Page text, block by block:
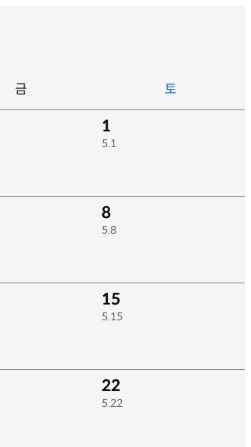
금 토
1
5.1
8
5.8
15
5.15
22
5.22